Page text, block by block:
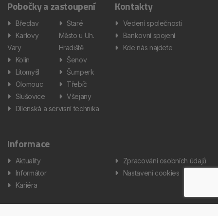
Pobočky a zastoupení
Břeclav
Karlovy
Vary
Kolín
Litomyšl
Olomouc
Slušovice
Staré
Město u Uh.
Hradiště
Šenov
Šumperk
Třebíč
Všejany
Dílenská a servisní technika
Kontakty
Vedení společnosti
Bankovní spojení
Kde nás najdete
Informace
Aktuality
Informátor
Kariéra
Zpracování osobních údajů
Nastavení cookies